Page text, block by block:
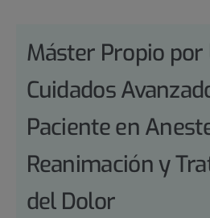
Máster Propio por
Cuidados
Paciente en
Reanimación y
del Dolor